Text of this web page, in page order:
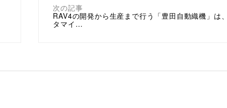
次の記事
RAV4の開発から生産まで行う「豊田自動織機」は
タマイ…